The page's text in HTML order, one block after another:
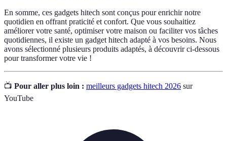
En somme, ces gadgets hitech sont conçus pour enrichir notre
quotidien en offrant praticité et confort. Que vous souhaitiez
améliorer votre santé, optimiser votre maison ou faciliter vos tâches
quotidiennes, il existe un gadget hitech adapté à vos besoins. Nous
avons sélectionné plusieurs produits adaptés, à découvrir ci-dessous
pour transformer votre vie !
📺 Pour aller plus loin : meilleurs gadgets hitech 2026 sur
YouTube